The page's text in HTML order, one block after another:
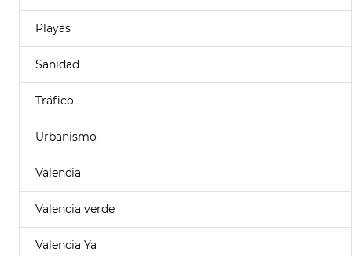
Playas
Sanidad
Tráfico
Urbanismo
Valencia
Valencia verde
Valencia Ya